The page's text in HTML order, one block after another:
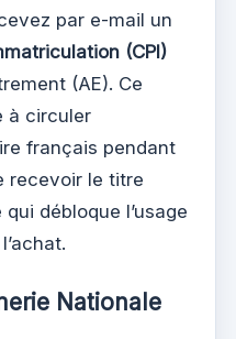
par e-mail un
(CPI)
(AE). Ce
à circuler
français pendant
recevoir le titre
débloque l’usage
Nationale